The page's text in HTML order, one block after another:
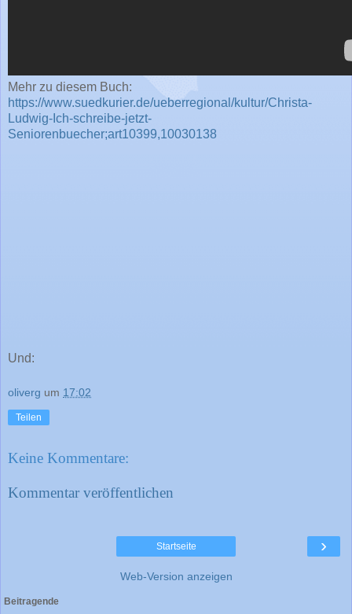
Mehr zu diesem Buch:
https://www.suedkurier.de/ueberregional/kultur/Christa-
Ludwig-Ich-schreibe-jetzt-
Seniorenbuecher;art10399,10030138
Und:
oliverg um 17:02
Teilen
Keine Kommentare:
Kommentar veröffentlichen
›
Startseite
Web-Version anzeigen
Beitragende